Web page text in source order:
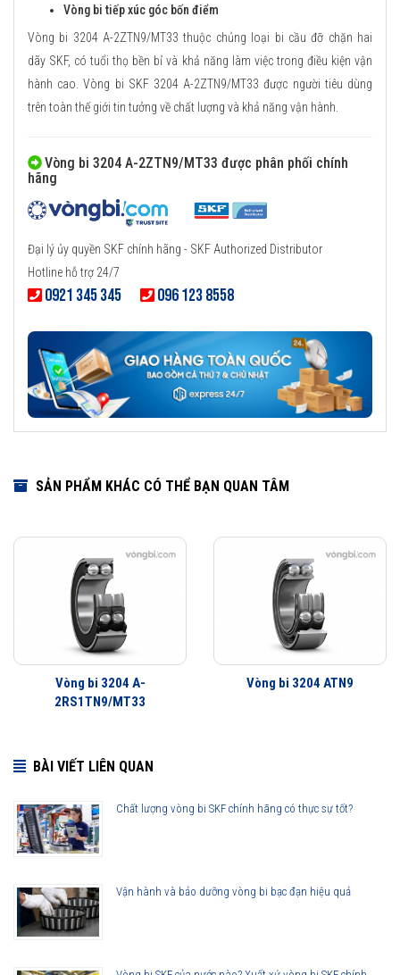
Vòng bi tiếp xúc góc bốn điểm
Vòng bi 3204 A-2ZTN9/MT33 thuộc chủng loại bi cầu đỡ chặn hai
dãy SKF, có tuổi thọ bền bỉ và khả năng làm việc trong điều kiện vận
hành cao. Vòng bi SKF 3204 A-2ZTN9/MT33 được người tiêu dùng
trên toàn thế giới tin tưởng về chất lượng và khả năng vận hành.
Vòng bi 3204 A-2ZTN9/MT33 được phân phối chính
hãng
Đại lý ủy quyền SKF chính hãng - SKF Authorized Distributor
Hotline hỗ trợ 24/7
0921 345 345 096 123 8558
SẢN PHẨM KHÁC CÓ THỂ BẠN QUAN TÂM
Vòng bi 3204 A-
2RS1TN9/MT33
Vòng bi 3204 ATN9
BÀI VIẾT LIÊN QUAN
Chất lượng vòng bi SKF chính hãng có thực sự tốt?
Vận hành và bảo dưỡng vòng bi bạc đạn hiệu quả